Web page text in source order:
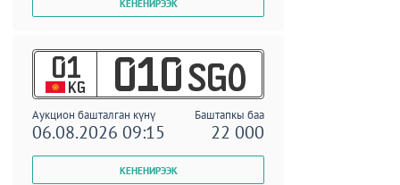
01
KG 010 SGO
Аукцион башталган күнү Баштапкы баа
06.08.2026 09:15 22 000